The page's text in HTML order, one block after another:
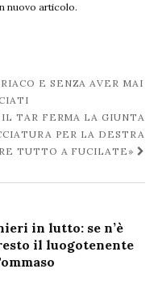
nuovo articolo.
E SENZA AVER MAI
TAR FERMA LA GIUNTA
PER LA DESTRA
TUTTO A FUCILATE»
in lutto: se n’è
il luogotenente